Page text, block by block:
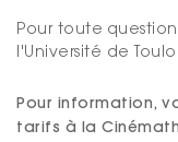
Pour toute
l'Université de
Pour information,
tarifs à la